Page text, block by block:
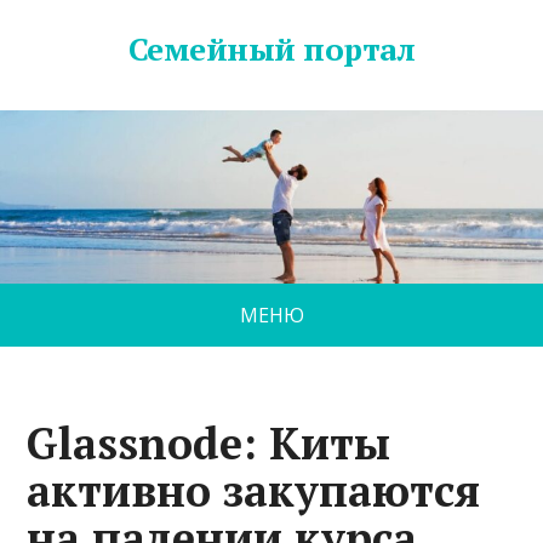
Семейный портал
МЕНЮ
Glassnode: Киты
активно закупаются